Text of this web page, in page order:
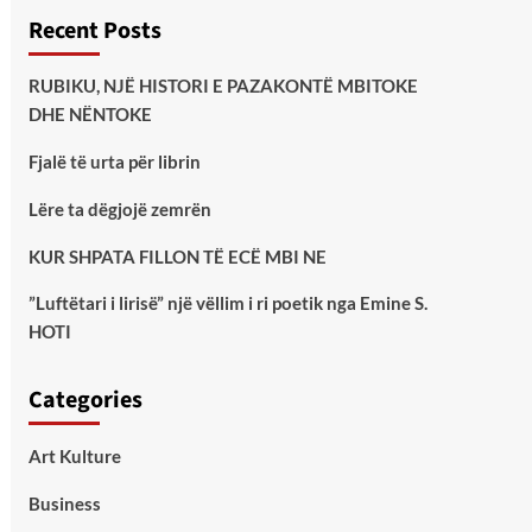
Recent Posts
RUBIKU, NJË HISTORI E PAZAKONTË MBITOKE
DHE NËNTOKE
Fjalë të urta për librin
Lëre ta dëgjojë zemrën
KUR SHPATA FILLON TË ECË MBI NE
”Luftëtari i lirisë” një vëllim i ri poetik nga Emine S.
HOTI
Categories
Art Kulture
Business